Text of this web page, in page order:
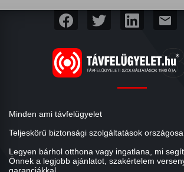
mail
Minden ami távfelügyelet
Teljeskörű biztonsági szolgáltatások
Legyen bárhol otthona vagy ingatlana, mi
Önnek a legjobb ajánlatot, szakértelem